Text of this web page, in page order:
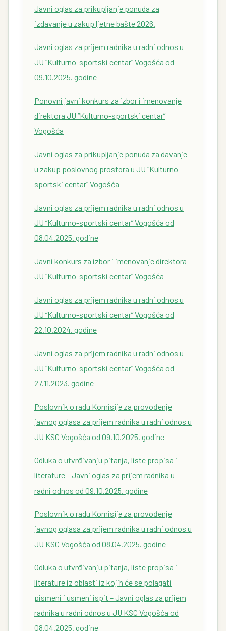
Javni oglas za prikupljanje ponuda za
izdavanje u zakup ljetne bašte 2026.
Javni oglas za prijem radnika u radni odnos u
JU “Kulturno-sportski centar” Vogošća od
09.10.2025. godine
Ponovni javni konkurs za izbor i imenovanje
direktora JU “Kulturno-sportski centar”
Vogošća
Javni oglas za prikupljanje ponuda za davanje
u zakup poslovnog prostora u JU “Kulturno-
sportski centar” Vogošća
Javni oglas za prijem radnika u radni odnos u
JU “Kulturno-sportski centar” Vogošća od
08.04.2025. godine
Javni konkurs za izbor i imenovanje direktora
JU “Kulturno-sportski centar” Vogošća
Javni oglas za prijem radnika u radni odnos u
JU “Kulturno-sportski centar” Vogošća od
22.10.2024. godine
Javni oglas za prijem radnika u radni odnos u
JU “Kulturno-sportski centar” Vogošća od
27.11.2023. godine
Poslovnik o radu Komisije za provođenje
javnog oglasa za prijem radnika u radni odnos u
JU KSC Vogošća od 09.10.2025. godine
Odluka o utvrđivanju pitanja, liste propisa i
literature – Javni oglas za prijem radnika u
radni odnos od 09.10.2025. godine
Poslovnik o radu Komisije za provođenje
javnog oglasa za prijem radnika u radni odnos u
JU KSC Vogošća od 08.04.2025. godine
Odluka o utvrđivanju pitanja, liste propisa i
literature iz oblasti iz kojih će se polagati
pismeni i usmeni ispit – Javni oglas za prijem
radnika u radni odnos u JU KSC Vogošća od
08.04.2025. godine